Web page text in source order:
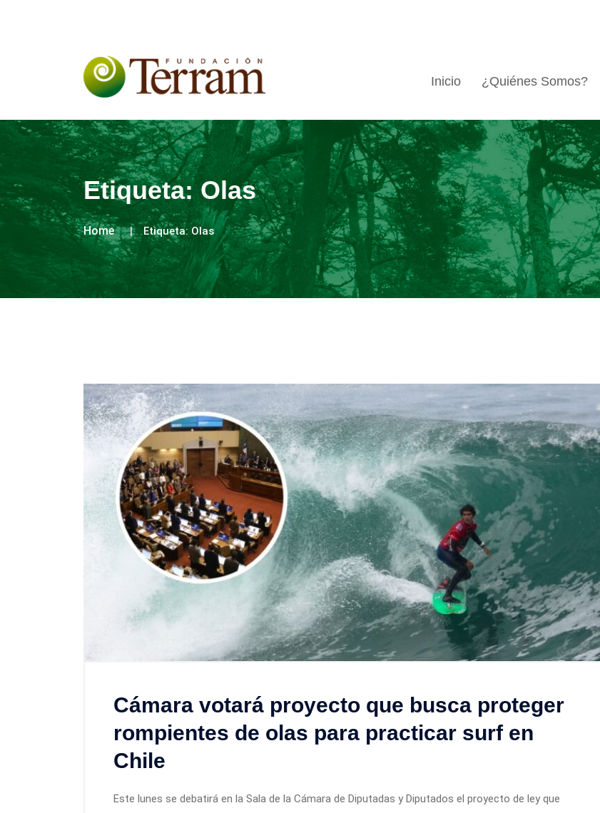
Inicio ¿Quiénes Somos?
Etiqueta:Olas
Home Etiqueta:Olas
Cámara votará proyecto que busca proteger
rompientes de olas para practicar surf en
Chile
Este lunes se debatirá en la Sala de la Cámara de Diputadas y Diputados el proyecto de ley que